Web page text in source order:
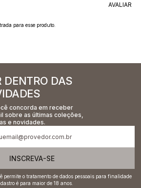
para esse produto.
DENTRO DAS
concorda em receber
sobre as últimas coleções,
e novidades.
INSCREVA-SE
permite o tratamento de dados pessoais para finalidade
é para maior de 18 anos.